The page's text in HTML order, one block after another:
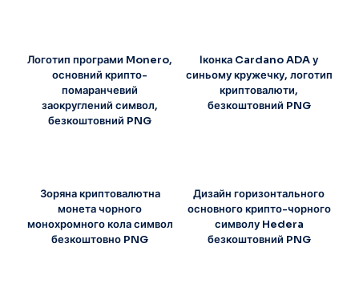
Логотип програми Monero,
основний крипто-
помаранчевий
заокруглений символ,
безкоштовний PNG
Іконка Cardano ADA у
синьому кружечку, логотип
криптовалюти,
безкоштовний PNG
Зоряна криптовалютна
монета чорного
монохромного кола символ
безкоштовно PNG
Дизайн горизонтального
основного крипто-чорного
символу Hedera
безкоштовний PNG